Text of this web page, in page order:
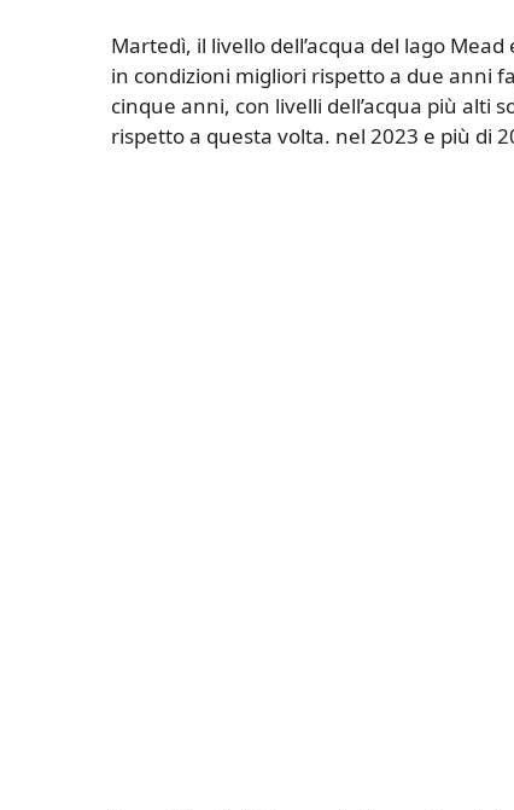
Martedì, il livello dell’acqua del lago
in condizioni migliori rispetto a due anni
cinque anni, con livelli dell’acqua più alti
rispetto a questa volta. nel 2023 e più di